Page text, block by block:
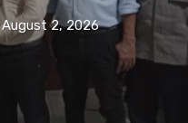
August 2, 2026